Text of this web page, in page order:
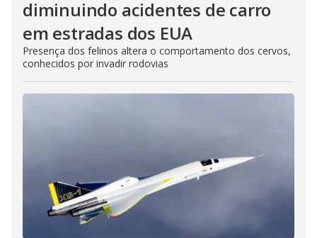
diminuindo acidentes de carro
em estradas dos EUA
Presença dos felinos altera o comportamento dos cervos,
conhecidos por invadir rodovias